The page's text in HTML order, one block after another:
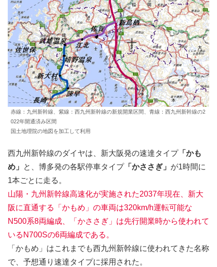
赤線：九州新幹線、紫線：西九州新幹線の新規開業区間、青線：西九州新幹線の2
022年開通済み区間
国土地理院の地図を加工して利用
西九州新幹線のダイヤは、新大阪発の速達タイプ「かも
め」
と、博多発の各駅停車タイプ「かささぎ」 が1時間に
1本ごとに走る。
山陽・九州新幹線高速化が実施された2037年現在、 新大
阪に直通する「かもめ」の車両は320km/h運転可能な
N500系8両編成、「かささぎ」は先行開業時から使われて
いるN700Sの6両編成である。
「かもめ」はこれまでも西九州新幹線に使われてきた名称
で、予想通り速達タイプに採用された。